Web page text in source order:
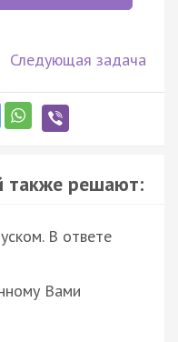
Следующая задача
также решают:
В ответе
Вами